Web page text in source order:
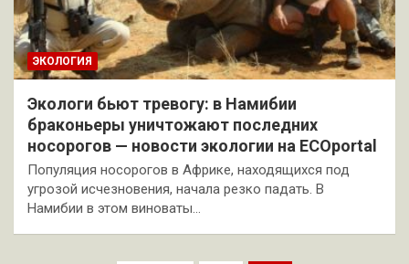
ЭКОЛОГИЯ
Экологи бьют тревогу: в Намибии
браконьеры уничтожают последних
носорогов — новости экологии на ECOportal
Популяция носорогов в Африке, находящихся под
угрозой исчезновения, начала резко падать. В
Намибии в этом виноваты…